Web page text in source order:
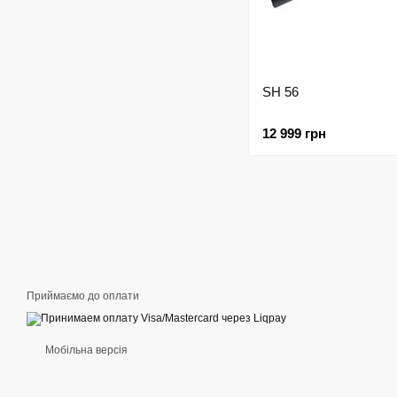
SH 56
12 999 грн
Приймаємо до оплати
Мобільна версія